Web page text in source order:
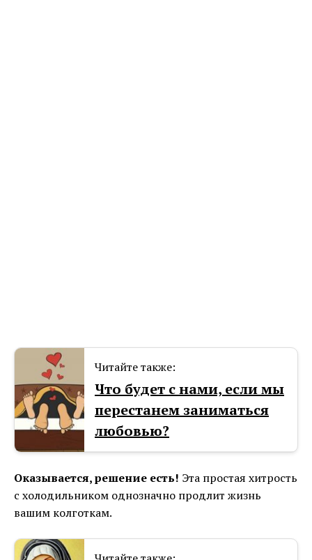
Читайте также:
Что будет с нами, если мы
перестанем заниматься
любовью?
Оказывается, решение есть! Эта простая хитрость
с холодильником однозначно продлит жизнь
вашим колготкам.